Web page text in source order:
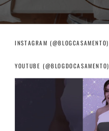
INSTAGRAM (@BLOGCASAMENTO)
YOUTUBE (@BLOGDOCASAMENTO)